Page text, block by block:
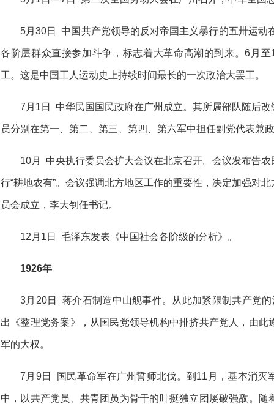
5月30日 中国共产党领导的反对帝国主义暴行的五卅运动
各阶层群众直接参加斗争，标志着大革命高潮的到来。6月
工。这是中国工人运动史上持续时间最长的一次政治大罢工。
7月1日 中华民国国民政府在广州成立。其所属部队随后
员分别在第一、第二、第三、第四、第六军中担任副党代表兼
10月 中央执行委员会扩大会议在北京召开。会议发布告
行“耕地农有”。会议强调北方地区工作的重要性，决定加强对
员会成立，李大钊任书记。
12月1日 毛泽东发表《中国社会各阶级的分析》。
1926年
3月20日 蒋介石制造中山舰事件。从此加紧限制共产党
出《整理党务案》，从国民党领导机构中排挤共产党人，由
军的大权。
7月9日 国民革命军在广州誓师北伐。到11月，基本消灭
中，以共产党员、共青团员为骨干的叶挺独立团屡破强敌。